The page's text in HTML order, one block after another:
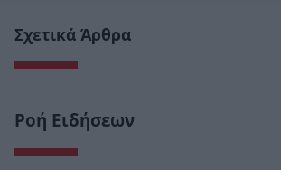
Σχετικά Άρθρα
Ροή Ειδήσεων